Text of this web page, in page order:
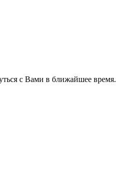
с Вами в ближайшее время.